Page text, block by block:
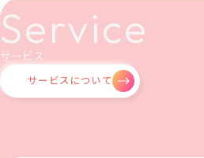
Service
サービス
サービスについて